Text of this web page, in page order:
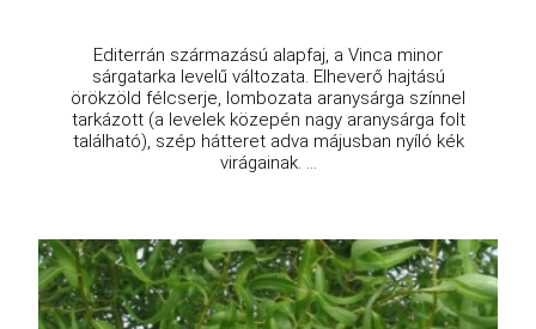
Editerrán származású alapfaj, a Vinca minor
sárgatarka levelű változata. Elheverő hajtású
örökzöld félcserje, lombozata aranysárga színnel
tarkázott (a levelek közepén nagy aranysárga folt
található), szép hátteret adva májusban nyíló kék
virágainak. ...